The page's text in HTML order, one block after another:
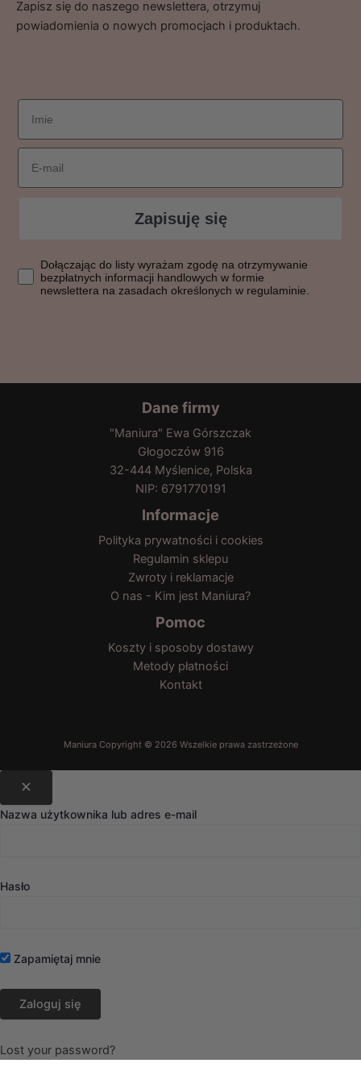
Zapisz się do naszego newslettera, otrzymuj
powiadomienia o nowych promocjach i produktach.
imie
Email
Zapisuję się
Dołączając do listy wyrażasz zgodę na otrzymywanie
Dołączając do listy wyrażam zgodę na otrzymywanie
bezpłatnych informacji handlowych w formie
newslettera na zasadach określonych w regulaminie.
Dane firmy
"Maniura" Ewa Górszczak
Głogoczów 916
32-444 Myślenice, Polska
NIP: 6791770191
Informacje
Polityka prywatności i cookies
Regulamin sklepu
Zwroty i reklamacje
O nas - Kim jest Maniura?
Pomoc
Koszty i sposoby dostawy
Metody płatności
Kontakt
Nazwa użytkownika lub adres e-mail
Hasło
Zapamiętaj mnie
Lost your password?